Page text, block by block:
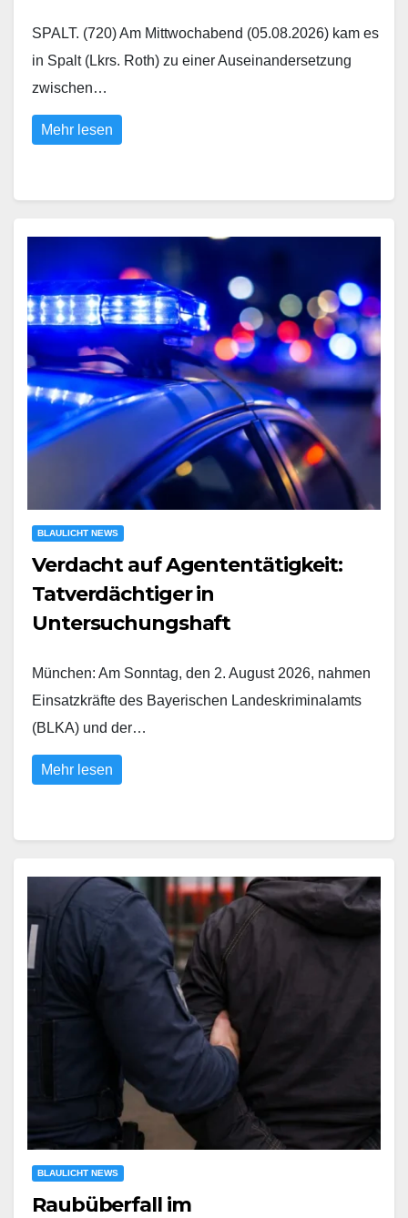
SPALT. (720) Am Mittwochabend (05.08.2026) kam es
in Spalt (Lkrs. Roth) zu einer Auseinandersetzung
zwischen…
Mehr lesen
BLAULICHT NEWS
Verdacht auf Agententätigkeit:
Tatverdächtiger in
Untersuchungshaft
München: Am Sonntag, den 2. August 2026, nahmen
Einsatzkräfte des Bayerischen Landeskriminalamts
(BLKA) und der…
Mehr lesen
BLAULICHT NEWS
Raubüberfall im